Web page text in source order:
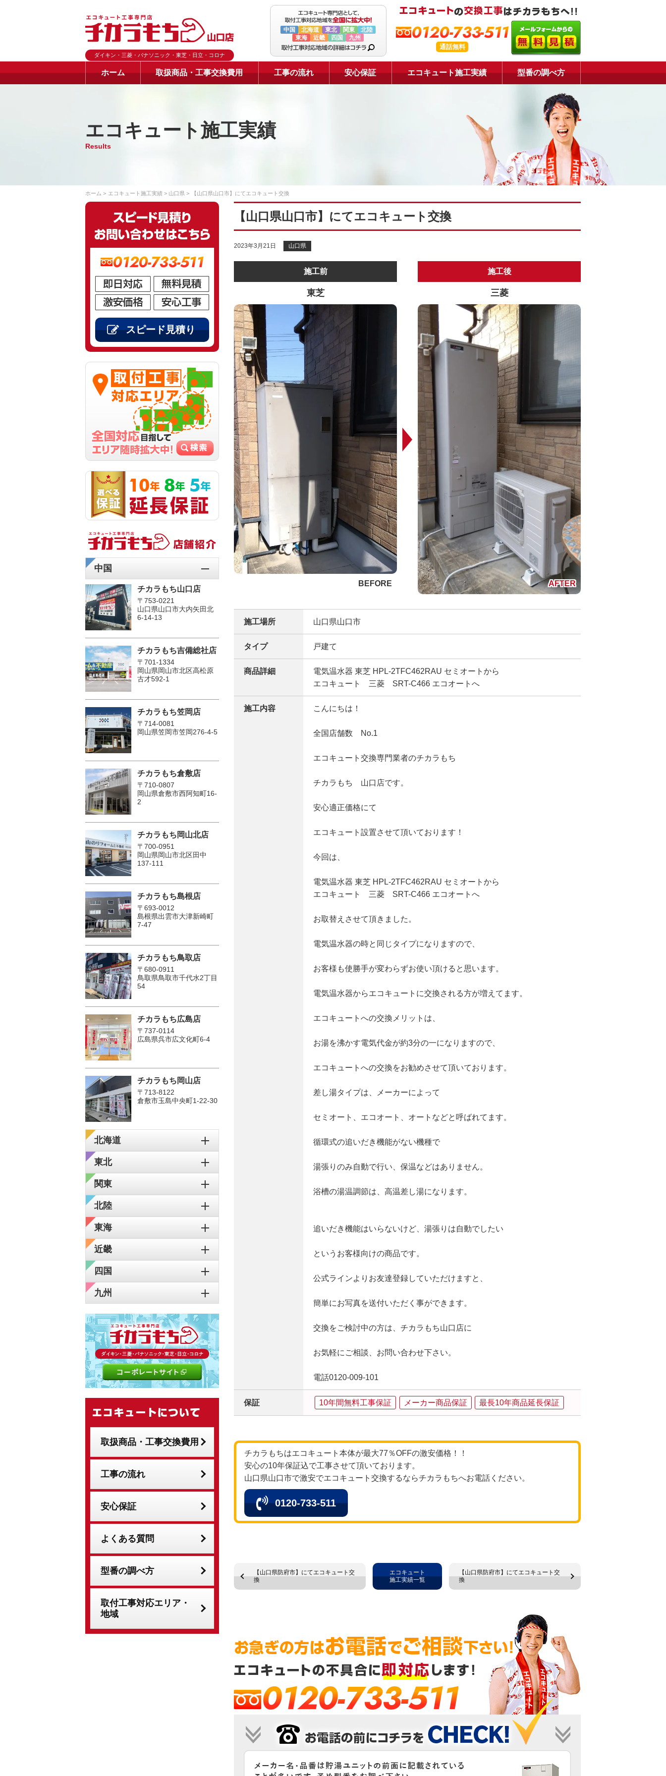
ダイキン・三菱・パナソニック・東芝・日立・コロナ
中国 北海道 東北 関東
北陸
東海
近畿 四国 九州 0120-733-511
通話無料
ホーム 取扱商品・工事交換費用 工事の流れ 安心保証 エコキュート施工実績 型番の調べ方
エコキュート施工実績
Results
ホーム エコキュート施工実績 山口県 【山口県山口市】にてエコキュート交換
【山口県山口市】にてエコキュート交換
2023年3月21日 山口県
施工前
東芝
施工後
三菱
施工場所 山口県山口市
タイプ 戸建て
商品詳細
電気温水器 東芝 HPL-2TFC462RAU セミオートから
エコキュート 三菱 SRT-C466 エコオートへ
施工内容 こんにちは！
全国店舗数 No.1
エコキュート交換専門業者のチカラもち
チカラもち 山口店です。
安心適正価格にて
エコキュート設置させて頂いております！
今回は、
電気温水器 東芝 HPL-2TFC462RAU セミオートから
エコキュート 三菱 SRT-C466 エコオートへ
お取替えさせて頂きました。
電気温水器の時と同じタイプになりますので、
お客様も使勝手が変わらずお使い頂けると思います。
電気温水器からエコキュートに交換される方が増えてます。
エコキュートへの交換メリットは、
お湯を沸かす電気代金が約3分の一になりますので、
エコキュートへの交換をお勧めさせて頂いております。
差し湯タイプは、メーカーによって
セミオート、エコオート、オートなどと呼ばれてます。
循環式の追いだき機能がない機種で
湯張りのみ自動で行い、保温などはありません。
浴槽の湯温調節は、高温差し湯になります。
追いだき機能はいらないけど、湯張りは自動でしたい
というお客様向けの商品です。
公式ラインよりお友達登録していただけますと、
簡単にお写真を送付いただく事ができます。
交換をご検討中の方は、チカラもち山口店に
お気軽にご相談、お問い合わせ下さい。
電話0120-009-101
保証 10年間無料工事保証 メーカー商品保証 最長10年商品延長保証
チカラもちはエコキュート本体が最大77％OFFの激安価格！！
安心の10年保証込で工事させて頂いております。
山口県山口市で激安でエコキュート交換するならチカラもちへお電話ください。
0120-733-511
【山口県防府市】にてエコキュート交
換
【山口県防府市】にてエコキュート交
換
エコキュート
施工実績一覧
0120-733-511
0120-733-511
スピード見積り
中国
チカラもち山口店
〒753-0221
山口県山口市大内矢田北
6-14-13
チカラもち吉備総社店
〒701-1334
岡山県岡山市北区高松原
古才592-1
チカラもち笠岡店
〒714-0081
岡山県笠岡市笠岡276-4-5
チカラもち倉敷店
〒710-0807
岡山県倉敷市西阿知町16-
2
チカラもち岡山北店
〒700-0951
岡山県岡山市北区田中
137-111
チカラもち島根店
〒693-0012
島根県出雲市大津新崎町
7-47
チカラもち鳥取店
〒680-0911
鳥取県鳥取市千代水2丁目
54
チカラもち広島店
〒737-0114
広島県呉市広文化町6-4
チカラもち岡山店
〒713-8122
倉敷市玉島中央町1-22-30
北海道
東北
関東
北陸
東海
近畿
四国
九州
取扱商品・工事交換費用
工事の流れ
安心保証
よくある質問
型番の調べ方
取付工事対応エリア・
地域